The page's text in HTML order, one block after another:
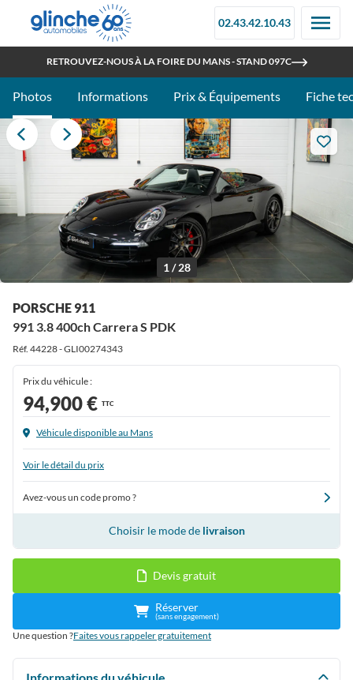
02.43.42.10.43
RETROUVEZ-NOUS À LA FOIRE DU MANS - STAND 097C
OUVERT TOUT L'ÉTÉ
Photos Informations Prix & Équipements Fiche
1 / 28
PORSCHE 911
991 3.8 400ch Carrera S PDK
Réf. 44228 - GLI00274343
Prix du véhicule :
94,900 € TTC
Véhicule disponible au Mans
Voir le détail du prix
Avez-vous un code promo ?
Choisir le mode de livraison
Devis gratuit
Réserver
(sans engagement)
Une question ?Faites vous rappeler gratuitement